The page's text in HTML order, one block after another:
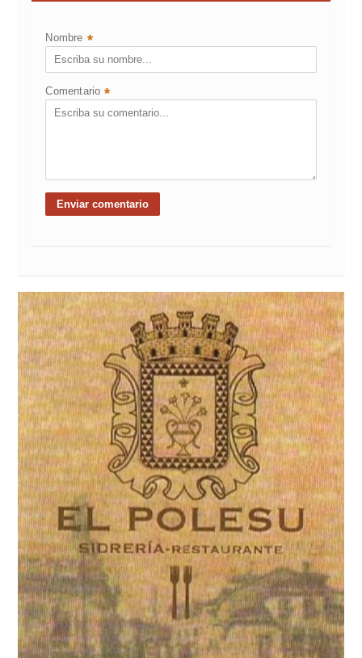
Nombre *
Comentario *